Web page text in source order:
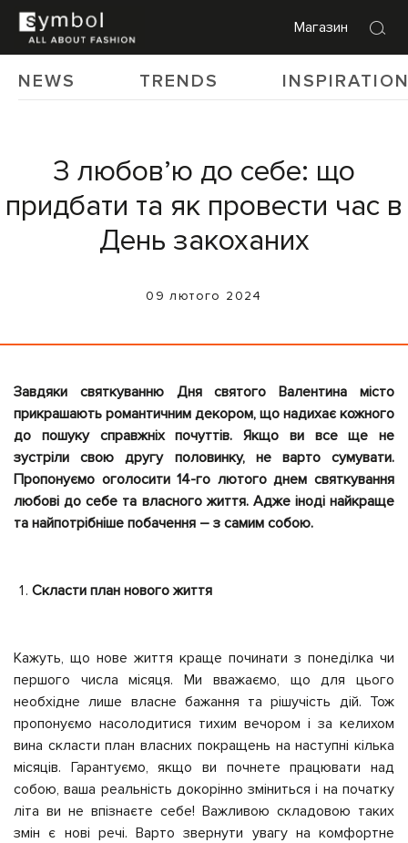
Магазин
NEWS TRENDS
З любовʼю до себе: що
придбати та як провести час в
День закоханих
09 лютого 2024
Завдяки святкуванню Дня святого Валентина місто
прикрашають романтичним декором, що надихає кожного
до пошуку справжніх почуттів. Якщо ви все ще не
зустріли свою другу половинку, не варто сумувати.
Пропонуємо оголосити 14-го лютого днем святкування
любові до себе та власного життя. Адже іноді найкраще
та найпотрібніше побачення – з самим собою.
Скласти план нового життя
Кажуть, що нове життя краще починати з понеділка чи
першого числа місяця. Ми вважаємо, що для цього
необхідне лише власне бажання та рішучість дій. Тож
пропонуємо насолодитися тихим вечором і за келихом
вина скласти план власних покращень на наступні кілька
місяців. Гарантуємо, якщо ви почнете працювати над
собою, ваша реальність докорінно зміниться і на початку
літа ви не впізнаєте себе! Важливою складовою таких
змін є нові речі. Варто звернути увагу на комфортне